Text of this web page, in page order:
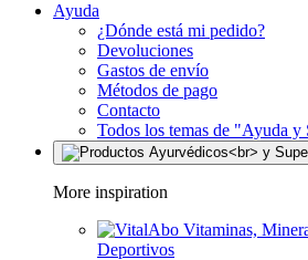
Ayuda
¿Dónde está mi pedido?
Devoluciones
Gastos de envío
Métodos de pago
Contacto
Todos los temas de "Ayuda y
More inspiration
Vitaminas,
Deportivos